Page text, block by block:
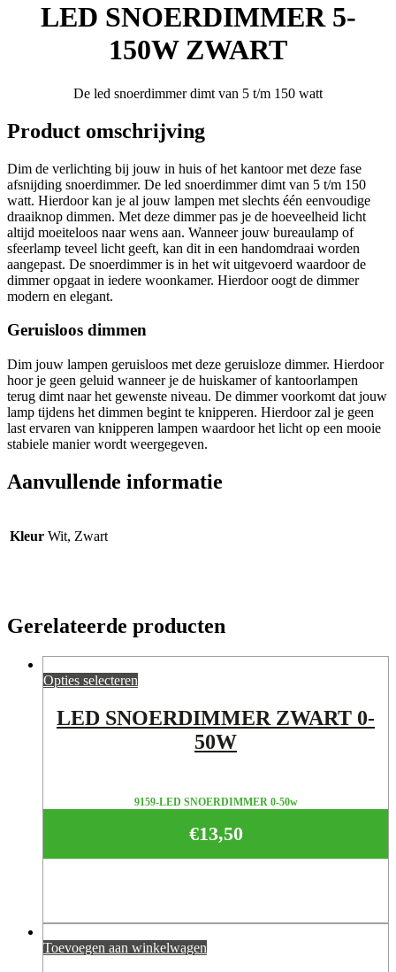
LED SNOERDIMMER 5-
150W ZWART
De led snoerdimmer dimt van 5 t/m 150 watt
Product omschrijving
Dim de verlichting bij jouw in huis of het kantoor met deze fase
afsnijding snoerdimmer. De led snoerdimmer dimt van 5 t/m 150
watt. Hierdoor kan je al jouw lampen met slechts één eenvoudige
draaiknop dimmen. Met deze dimmer pas je de hoeveelheid licht
altijd moeiteloos naar wens aan. Wanneer jouw bureaulamp of
sfeerlamp teveel licht geeft, kan dit in een handomdraai worden
aangepast. De snoerdimmer is in het wit uitgevoerd waardoor de
dimmer opgaat in iedere woonkamer. Hierdoor oogt de dimmer
modern en elegant.
Geruisloos dimmen
Dim jouw lampen geruisloos met deze geruisloze dimmer. Hierdoor
hoor je geen geluid wanneer je de huiskamer of kantoorlampen
terug dimt naar het gewenste niveau. De dimmer voorkomt dat jouw
lamp tijdens het dimmen begint te knipperen. Hierdoor zal je geen
last ervaren van knipperen lampen waardoor het licht op een mooie
stabiele manier wordt weergegeven.
Aanvullende informatie
Kleur Wit, Zwart
Gerelateerde producten
Opties selecteren
LED SNOERDIMMER ZWART 0-
50W
9159-LED SNOERDIMMER 0-50w
€13,50
Toevoegen aan winkelwagen